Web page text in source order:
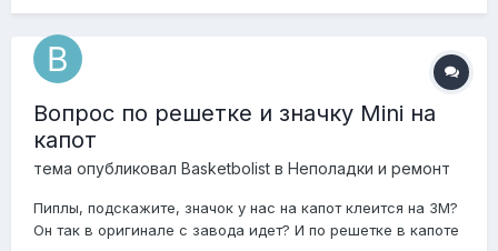
Вопрос по решетке и значку Mini на
капот
тема опубликовал Basketbolist в Неполадки и ремонт
Пиплы, подскажите, значок у нас на капот клеится на 3M?
Он так в оригинале с завода идет? И по решетке в капоте